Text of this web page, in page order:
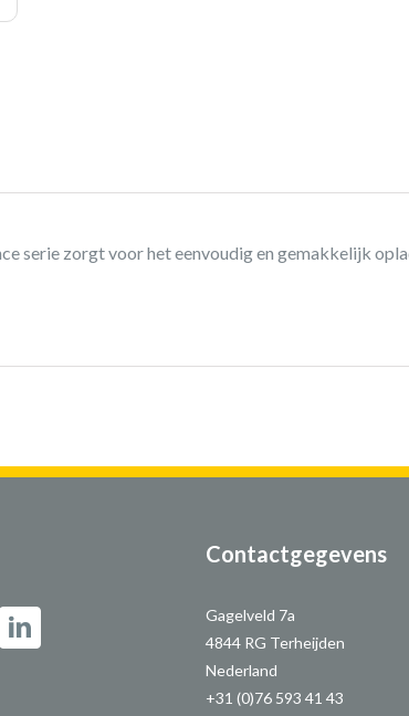
serie zorgt voor het eenvoudig en gemakkelijk
Contactgegevens
Gagelveld 7a
4844 RG Terheijden
Nederland
+31 (0)76 593 41 43